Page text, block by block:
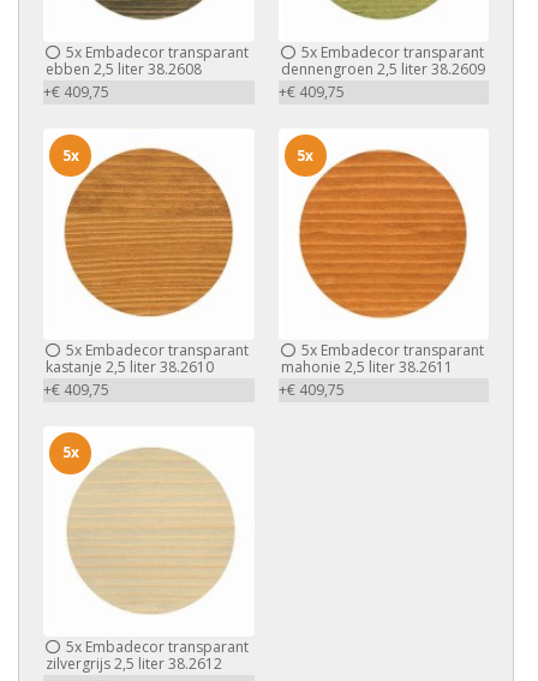
5x Embadecor transparant
ebben 2,5 liter 38.2608
+€ 409,75
5xEmbadecor transparant
dennengroen 2,5 liter 38.2609
+€ 409,75
5x Embadecor transparant
kastanje 2,5 liter 38.2610
+€ 409,75
5x
5xEmbadecor transparant
mahonie 2,5 liter 38.2611
+€ 409,75
5x
5x Embadecor transparant
zilvergrijs 2,5 liter 38.2612
5x